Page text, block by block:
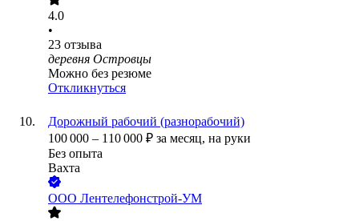
4.0
•
23 отзыва
деревня Островцы
Можно без резюме
Откликнуться
Дорожный рабочий (разнорабочий)
100 000 – 110 000 ₽ за месяц, на руки
Без опыта
Вахта
ООО Лентелефонстрой-УМ